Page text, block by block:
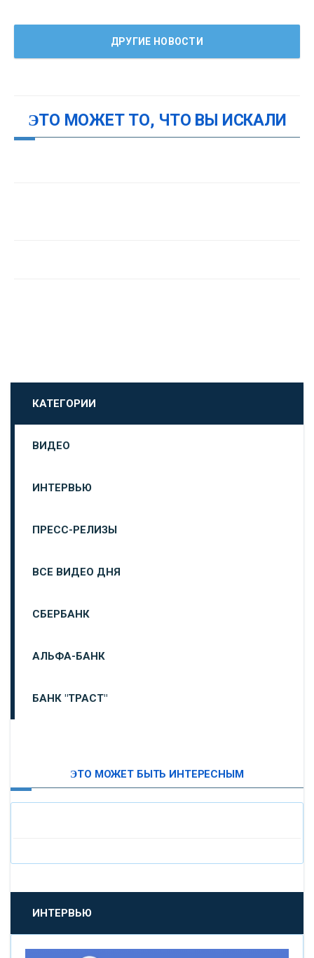
ДРУГИЕ НОВОСТИ
ЭТО МОЖЕТ ТО, ЧТО ВЫ ИСКАЛИ
КАТЕГОРИИ
ВИДЕО
ИНТЕРВЬЮ
ПРЕСС-РЕЛИЗЫ
ВСЕ ВИДЕО ДНЯ
СБЕРБАНК
АЛЬФА-БАНК
БАНК "ТРАСТ"
«БАНК САНКТ-ПЕТЕРБУРГ»
«ПРОМСВЯЗЬБАНК»
«НОВИКОМБАНК»
ЭТО МОЖЕТ БЫТЬ ИНТЕРЕСНЫМ
ИНТЕРВЬЮ